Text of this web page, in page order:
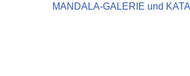
MANDALA-GALERIE und